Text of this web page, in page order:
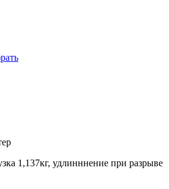
1,137кг, удлинннение при разрыве